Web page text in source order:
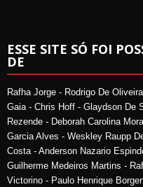
ESSE SITE SÓ FOI
DE
Rafha Jorge - Rodrigo De
Gaia - Chris Hoff - Glaydson De
Rezende - Deborah Carolina
Garcia Alves - Weskley Raupp
Costa - Anderson Nazario
Guilherme Medeiros Martins -
Victorino - Paulo Henrique